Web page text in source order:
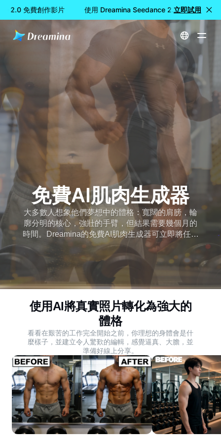
2.0 免費創作影片 使用 Dreamina Seedance 2.0 免費創作影片
立即試用
首頁 免費AI肌肉生成器
免費AI肌肉生成器
大多數人想象他們夢想中的體格：寬闊的肩膀，輪
廓分明的核心，強壯的手臂，但結果需要幾個月的
時間。Dreamina的免費AI肌肉生成器可立即將任何
照片變成逼真的肌肉定義。立即開始免費編輯。
使用AI將真實照片轉化為強大的
體格
看看在艱苦的工作完全開始之前，你理想的身體會是什
麼樣子，並建立令人驚歎的編輯，感覺逼真、大膽，並
準備好線上分享。